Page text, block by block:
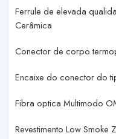
Ferrule de elevada
Cerâmica
Conector de corpo
Encaixe do conector do
Fibra optica Multimodo
Revestimento Low